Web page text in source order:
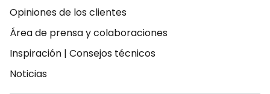
Opiniones de los clientes
Área de prensa y colaboraciones
Inspiración | Consejos técnicos
Noticias